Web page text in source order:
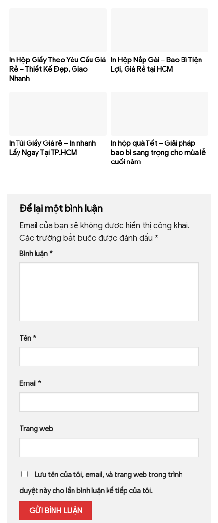
In Hộp Giấy Theo Yêu Cầu Giá
Rẻ – Thiết Kế Đẹp, Giao
Nhanh
In Hộp Nắp Gài – Bao Bì Tiện
Lợi, Giá Rẻ tại HCM
In Túi Giấy Giá rẻ – In nhanh
Lấy Ngay Tại TP.HCM
In hộp quà Tết – Giải pháp
bao bì sang trọng cho mùa lễ
cuối năm
Để lại một bình luận
Email của bạn sẽ không được hiển thị công khai.
Các trường bắt buộc được đánh dấu *
Bình luận *
Tên *
Email *
Trang web
Lưu tên của tôi, email, và trang web trong trình
duyệt này cho lần bình luận kế tiếp của tôi.